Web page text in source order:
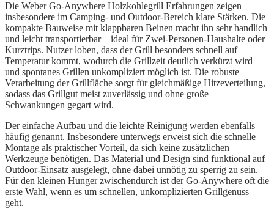
Die Weber Go-Anywhere Holzkohlegrill Erfahrungen zeigen
insbesondere im Camping- und Outdoor-Bereich klare Stärken. Die
kompakte Bauweise mit klappbaren Beinen macht ihn sehr handlich
und leicht transportierbar – ideal für Zwei-Personen-Haushalte oder
Kurztrips. Nutzer loben, dass der Grill besonders schnell auf
Temperatur kommt, wodurch die Grillzeit deutlich verkürzt wird
und spontanes Grillen unkompliziert möglich ist. Die robuste
Verarbeitung der Grillfläche sorgt für gleichmäßige Hitzeverteilung,
sodass das Grillgut meist zuverlässig und ohne große
Schwankungen gegart wird.
Der einfache Aufbau und die leichte Reinigung werden ebenfalls
häufig genannt. Insbesondere unterwegs erweist sich die schnelle
Montage als praktischer Vorteil, da sich keine zusätzlichen
Werkzeuge benötigen. Das Material und Design sind funktional auf
Outdoor-Einsatz ausgelegt, ohne dabei unnötig zu sperrig zu sein.
Für den kleinen Hunger zwischendurch ist der Go-Anywhere oft die
erste Wahl, wenn es um schnellen, unkomplizierten Grillgenuss
geht.